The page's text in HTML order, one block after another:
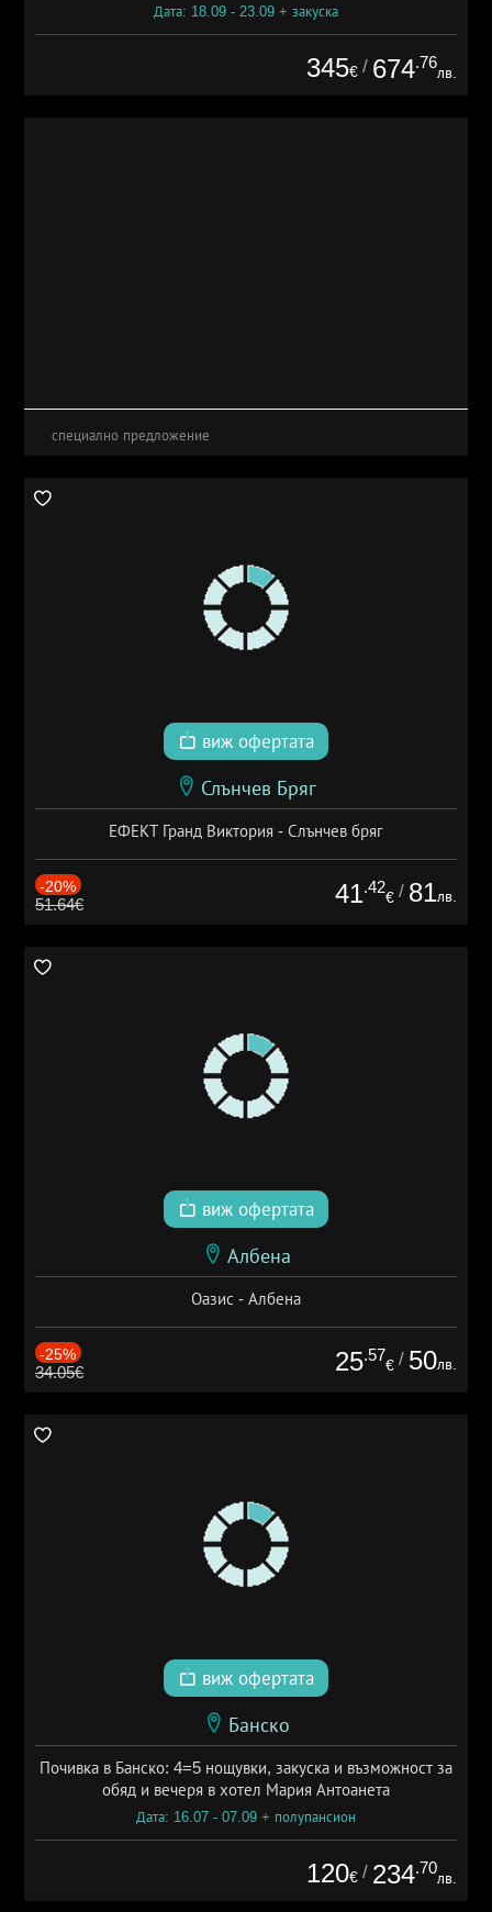
Дата: 18.09 - 23.09 + закуска
345€ / 674.76
лв.
специално предложение
виж офертата
Слънчев Бряг
ЕФЕКТ Гранд Виктория - Слънчев бряг
-20%
51.64€ 41.42
€ / 81лв.
виж офертата
Албена
Оазис - Албена
-25%
34.05€ 25.57
€ / 50лв.
виж офертата
Банско
Почивка в Банско: 4=5 нощувки, закуска и възможност за
обяд и вечеря в хотел Мария Антоанета
Дата: 16.07 - 07.09 + полупансион
120€ / 234.70
лв.